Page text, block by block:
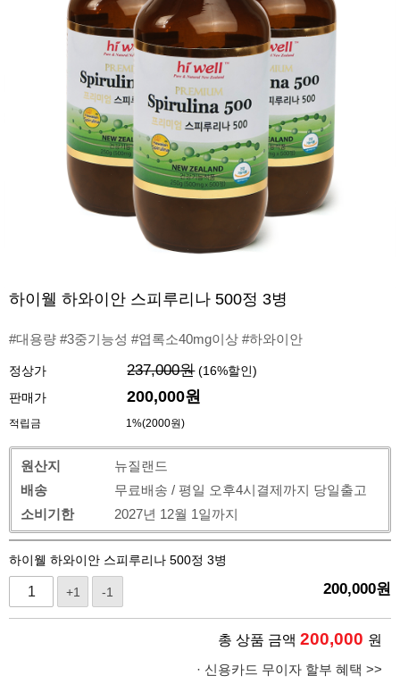
하이웰 하와이안 스피루리나 500정 3병
#대용량 #3중기능성 #엽록소40mg이상 #하와이안
정상가 237,000원 (16%할인)
판매가
200,000원
적립금 1%(2000원)
원산지
뉴질랜드
배송
무료배송 / 평일 오후4시결제까지 당일출고
소비기한
2027년 12월 1일까지
하이웰 하와이안 스피루리나 500정 3병
+1 -1 200,000원
총 상품 금액 200,000 원
· 신용카드 무이자 할부 혜택 >>